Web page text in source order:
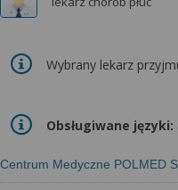
Centrum Medyczne POLMED
Wybrany lekarz
Obsługiwane języki:
możesz też wycofać
dowiedzieć się więcej
Więcej informacji na
narzędzi zewnętrznych
znajdziesz w